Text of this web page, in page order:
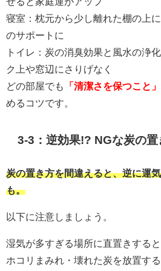
寝室：枕元から少し離れた棚の上
のサポートに
トイレ：炭の消臭効果と風水の浄
ク上や窓辺にさりげなく
どの部屋でも
「清潔さを保つこと」
めるコツです。
3-3：逆効果!? NGな炭の置
炭の置き方を間違えると、逆に運
も。
以下に注意しましょう。
湿気が多すぎる場所に直置きする
ホコリまみれ・壊れた炭を放置す